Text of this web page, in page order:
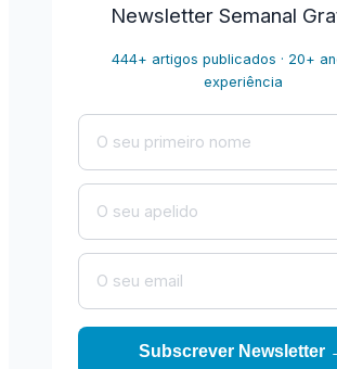
Newsletter Semanal
444+ artigos publicados · 20+
experiência
Subscrever Newsletter